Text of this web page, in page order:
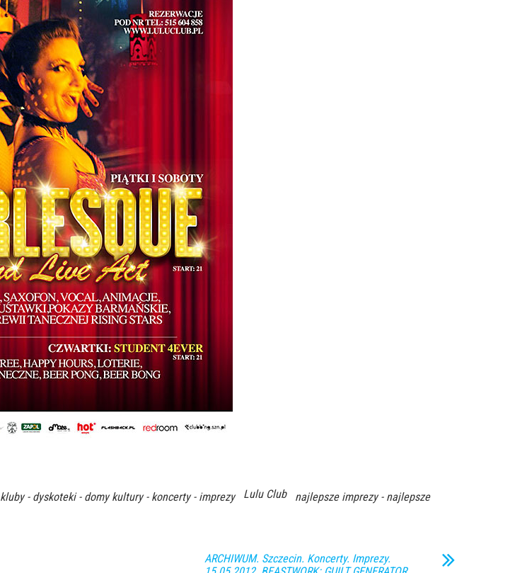
kluby - dyskoteki - domy kultury - koncerty - imprezy Lulu Club
najlepsze imprezy - najlepsze
ARCHIWUM. Szczecin. Koncerty. Imprezy.